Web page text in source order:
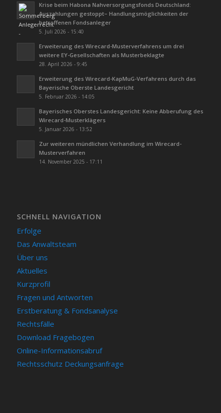
Krise beim Habona Nahversorgungsfonds Deutschland:
Auszahlungen gestoppt– Handlungsmöglichkeiten der
betroffenen Fondsanleger
5. Juli 2026 - 15:40
Erweiterung des Wirecard-Musterverfahrens um drei
weitere EY-Gesellschaften als Musterbeklagte
28. April 2026 - 9:45
Erweiterung des Wirecard-KapMuG-Verfahrens durch das
Bayerische Oberste Landesgericht
5. Februar 2026 - 14:05
Bayerisches Oberstes Landesgericht: Keine Abberufung des
Wirecard-Musterklägers
5. Januar 2026 - 13:52
Zur weiteren mündlichen Verhandlung im Wirecard-
Musterverfahren
14. November 2025 - 17:11
SCHNELL NAVIGATION
Erfolge
Das Anwaltsteam
Über uns
Aktuelles
Kurzprofil
Fragen und Antworten
Erstberatung & Fondsanalyse
Rechtsfälle
Download Fragebogen
Online-Informationsabruf
Rechtsschutz Deckungsanfrage